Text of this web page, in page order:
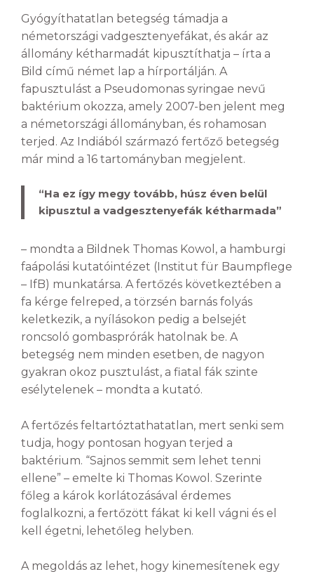
Gyógyíthatatlan betegség támadja a
németországi vadgesztenyefákat, és akár az
állomány kétharmadát kipusztíthatja – írta a
Bild című német lap a hírportálján. A
fapusztulást a Pseudomonas syringae nevű
baktérium okozza, amely 2007-ben jelent meg
a németországi állományban, és rohamosan
terjed. Az Indiából származó fertőző betegség
már mind a 16 tartományban megjelent.
“Ha ez így megy tovább, húsz éven belül
kipusztul a vadgesztenyefák kétharmada”
– mondta a Bildnek Thomas Kowol, a hamburgi
faápolási kutatóintézet (Institut für Baumpflege
– IfB) munkatársa. A fertőzés következtében a
fa kérge felreped, a törzsén barnás folyás
keletkezik, a nyílásokon pedig a belsejét
roncsoló gombasprórák hatolnak be. A
betegség nem minden esetben, de nagyon
gyakran okoz pusztulást, a fiatal fák szinte
esélytelenek – mondta a kutató.
A fertőzés feltartóztathatatlan, mert senki sem
tudja, hogy pontosan hogyan terjed a
baktérium. “Sajnos semmit sem lehet tenni
ellene” – emelte ki Thomas Kowol. Szerinte
főleg a károk korlátozásával érdemes
foglalkozni, a fertőzött fákat ki kell vágni és el
kell égetni, lehetőleg helyben.
A megoldás az lehet, hogy kinemesítenek egy